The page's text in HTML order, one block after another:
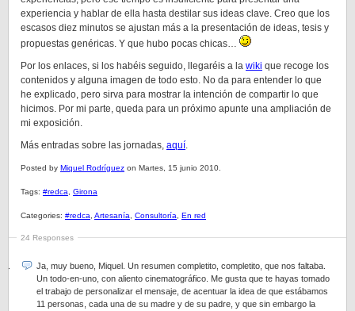
experiencia y hablar de ella hasta destilar sus ideas clave. Creo que los
escasos diez minutos se ajustan más a la presentación de ideas, tesis y
propuestas genéricas. Y que hubo pocas chicas…
Por los enlaces, si los habéis seguido, llegaréis a la wiki que recoge los
contenidos y alguna imagen de todo esto. No da para entender lo que
he explicado, pero sirva para mostrar la intención de compartir lo que
hicimos. Por mi parte, queda para un próximo apunte una ampliación de
mi exposición.
Más entradas sobre las jornadas, aquí.
Posted by Miquel Rodríguez on Martes, 15 junio 2010.
Tags: #redca Girona
Categories: #redca Artesanía Consultoría En red
24 Responses
Ja, muy bueno, Miquel. Un resumen completito, completito, que nos faltaba.
Un todo-en-uno, con aliento cinematográfico. Me gusta que te hayas tomado
el trabajo de personalizar el mensaje, de acentuar la idea de que estábamos
11 personas, cada una de su madre y de su padre, y que sin embargo la